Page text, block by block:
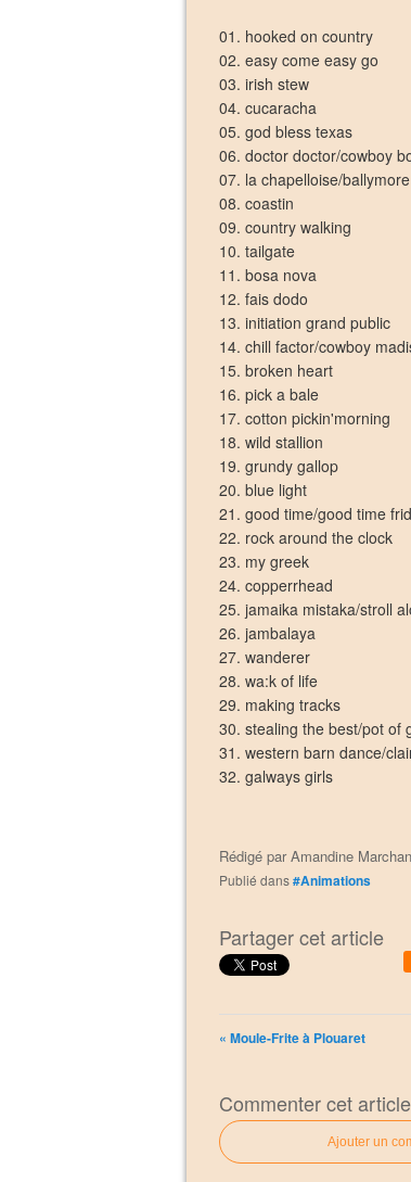
01. hooked on country
02. easy come easy go
03. irish stew
04. cucaracha
05. god bless texas
06. doctor doctor/cowboy
07. la chapelloise/
08. coastin
09. country walking
10. tailgate
11. bosa nova
12. fais dodo
13. initiation grand public
14. chill factor/cowboy
15. broken heart
16. pick a bale
17. cotton pickin'morning
18. wild stallion
19. grundy gallop
20. blue light
21. good time/good time
22. rock around the clock
23. my greek
24. copperrhead
25. jamaika mistaka/stroll
26. jambalaya
27. wanderer
28. wa:k of life
29. making tracks
30. stealing the best/pot of
31. western barn dance/
32. galways girls
Rédigé parAmandine
Publié dans#Animations
Partager cet article
« Moule-Frite à Plouaret
Commenter cet article
Ajouter un